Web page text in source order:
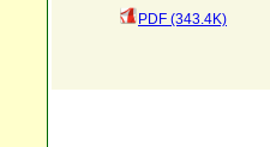
PDF (343.4K)